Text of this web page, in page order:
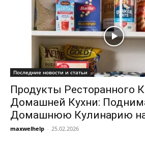
Последние новости и статьи
Продукты Ресторанного
Домашней Кухни:
Домашнюю Кулинарию
maxwelhelp - 25.02.2026